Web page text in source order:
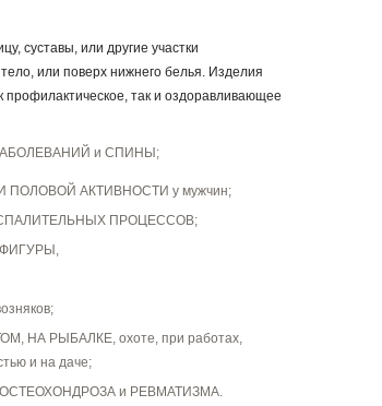
суставы, или другие участки
или поверх нижнего белья. Изделия
профилактическое, так и оздоравливающее
и СПИНЫ;
ПОЛОВОЙ АКТИВНОСТИ у мужчин;
ПРОЦЕССОВ;
НА РЫБАЛКЕ, охоте, при работах,
и на даче;
ОСТЕОХОНДРОЗА и РЕВМАТИЗМА.